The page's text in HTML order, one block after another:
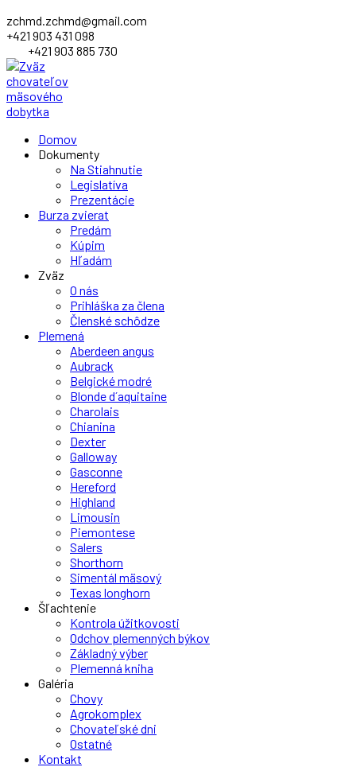
zchmd.zchmd@gmail.com
+421 903 431 098
+421 903 885 730
ProfileDomov
Dokumenty
Na Stiahnutie
Legislatíva
Prezentácie
Burza zvierat
Predám
Kúpim
Hľadám
Zväz
O nás
Prihláška za člena
Členské schôdze
Plemená
Aberdeen angus
Aubrack
Belgické modré
Blonde d´aquitaine
Charolais
Chianina
Dexter
Galloway
Gasconne
Hereford
Highland
Limousin
Piemontese
Salers
Shorthorn
Simentál mäsový
Texas longhorn
Šľachtenie
Kontrola úžitkovosti
Odchov plemenných býkov
Základný výber
Plemenná kniha
Galéria
Chovy
Agrokomplex
Chovateľské dni
Ostatné
Kontakt